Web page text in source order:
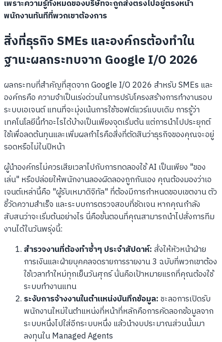
เพราะความรู้ทั้งหมดของบริษัทจะถูกส่งตรงไปอยู่ตรงหน้า
พนักงานทันทีที่พวกเขาต้องการ
สิ่งที่ธุรกิจ SMEs และองค์กรต้องทำใน
ฐานะผลกระทบจาก Google I/O 2026
ผลกระทบที่สำคัญที่สุดจาก Google I/O 2026 สำหรับ SMEs และ
องค์กรคือ ความจำเป็นเร่งด่วนในการปรับโครงสร้างการทำงานรอบ
ระบบเอเจนต์ แทนที่จะมุ่งเน้นการใช้ซอฟต์แวร์แบบเดิม การรู้ว่า
เทคโนโลยีนี้ทำอะไรได้บ้างเป็นเพียงจุดเริ่มต้น แต่การนำไปประยุกต์
ใช้เพื่อลดต้นทุนและเพิ่มผลกำไรคือสิ่งที่ตัดสินว่าธุรกิจของคุณจะอยู่
รอดหรือไม่ในปีหน้า
ผู้นำองค์กรไม่ควรเสียเวลาไปกับการทดลองใช้ AI เป็นเพียง "ของ
เล่น" หรือปล่อยให้พนักงานลองผิดลองถูกกันเอง คุณต้องมองว่าเอ
เจนต์เหล่านี้คือ "ผู้รับเหมาดิจิทัล" ที่ต้องมีการกำหนดขอบเขตงาน ตัว
ชี้วัดความสำเร็จ และระบบการตรวจสอบที่ชัดเจน หากคุณกำลัง
สับสนว่าจะเริ่มต้นอย่างไร นี่คือขั้นตอนที่คุณสามารถนำไปสั่งการทีม
งานได้ในวันพรุ่งนี้:
สำรวจงานที่ต้องทำซ้ำๆ ประจำสัปดาห์:สั่งให้หัวหน้าฝ่าย
การเงินและฝ่ายบุคคลจดรายการรายงาน 3 ฉบับที่พวกเขาต้อง
ใช้เวลาทำใหม่ทุกเย็นวันศุกร์ นั่นคือเป้าหมายแรกที่คุณต้องใช้
ระบบทำงานแทน
ระงับการจ้างงานในตำแหน่งบันทึกข้อมูล:ชะลอการเปิดรับ
พนักงานใหม่ในตำแหน่งที่หน้าที่หลักคือการคัดลอกข้อมูลจาก
ระบบหนึ่งไปใส่อีกระบบหนึ่ง แล้วนำงบประมาณส่วนนั้นมา
ลงทุนใน Managed Agents